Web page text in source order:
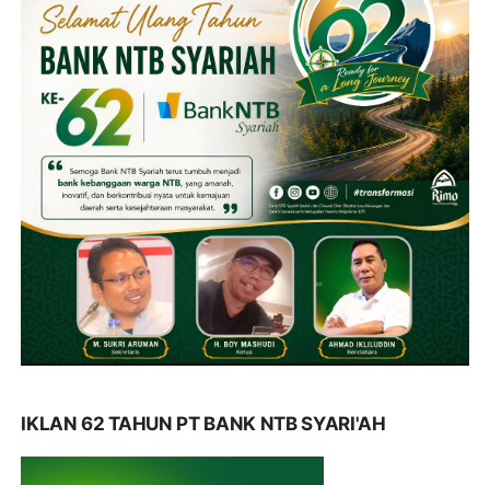
IKLAN 62 TAHUN PT BANK NTB SYARI'AH